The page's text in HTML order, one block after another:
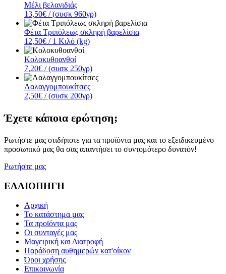
Μέλι βελανιδιάς
13,50€ / (συσκ 960γρ)
Φέτα Τριπόλεως σκληρή βαρελίσια
12,50€ / 1 Κιλό (kg)
Κολοκυθοανθοί
7,20€ / (συσκ 250γρ)
Λαλαγγομπουκίτσες
2,50€ / (συσκ 200γρ)
Έχετε κάποια ερώτηση;
Ρωτήστε μας οτιδήποτε για τα προϊόντα μας και το εξειδικευμένο
προσωπικό μας θα σας απαντήσει το συντομότερο δυνατόν!
Ρωτήστε μας
ΕΛΑΙΟΠΗΓΗ
Αρχική
Το κατάστημα μας
Τα προϊόντα μας
Οι συνταγές μας
Μαγειρική και Διατροφή
Παράδοση αυθημερών κατ'οίκον
Όροι χρήσης
Επικοινωνία